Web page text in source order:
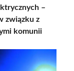
–
związku z
komunii